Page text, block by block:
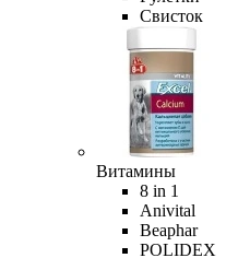
Свисток
Витамины
8 in 1
Anivital
Beaphar
POLIDEX